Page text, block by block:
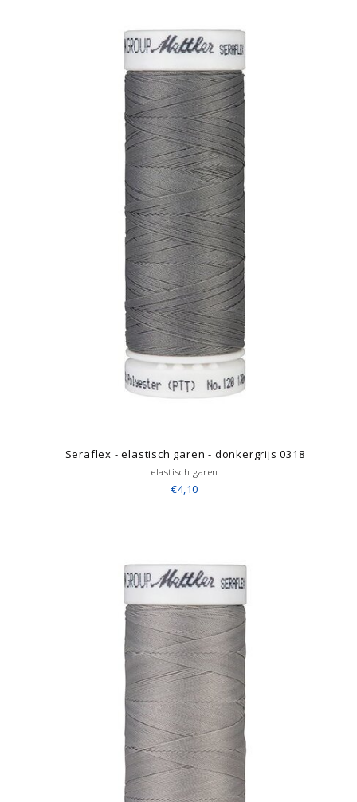
Seraflex - elastisch garen - donkergrijs 0318
elastisch garen
€4,10